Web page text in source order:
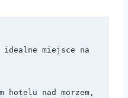
idealne miejsce na
hotelu nad morzem,